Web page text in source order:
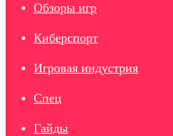
Обзоры игр
Киберспорт
Игровая индустрия
Спец
Гайды